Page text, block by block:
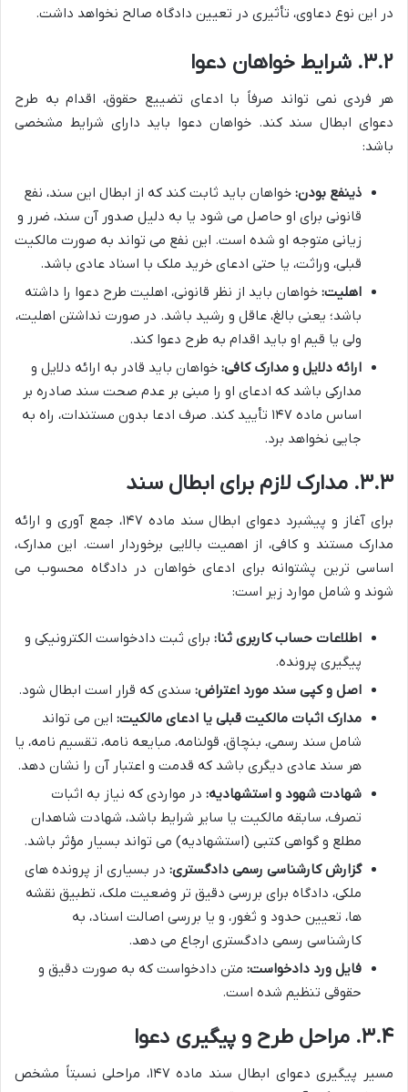
در این نوع دعاوی، تأثیری در تعیین دادگاه صالح نخواهد داشت.
۳.۲. شرایط خواهان دعوا
هر فردی نمی تواند صرفاً با ادعای تضییع حقوق، اقدام به طرح
دعوای ابطال سند کند. خواهان دعوا باید دارای شرایط مشخصی
باشد:
ذینفع بودن: خواهان باید ثابت کند که از ابطال این سند، نفع
قانونی برای او حاصل می شود یا به دلیل صدور آن سند، ضرر و
زیانی متوجه او شده است. این نفع می تواند به صورت مالکیت
قبلی، وراثت، یا حتی ادعای خرید ملک با اسناد عادی باشد.
اهلیت: خواهان باید از نظر قانونی، اهلیت طرح دعوا را داشته
باشد؛ یعنی بالغ، عاقل و رشید باشد. در صورت نداشتن اهلیت،
ولی یا قیم او باید اقدام به طرح دعوا کند.
ارائه دلایل و مدارک کافی: خواهان باید قادر به ارائه دلایل و
مدارکی باشد که ادعای او را مبنی بر عدم صحت سند صادره بر
اساس ماده ۱۴۷ تأیید کند. صرف ادعا بدون مستندات، راه به
جایی نخواهد برد.
۳.۳. مدارک لازم برای ابطال سند
برای آغاز و پیشبرد دعوای ابطال سند ماده ۱۴۷، جمع آوری و ارائه
مدارک مستند و کافی، از اهمیت بالایی برخوردار است. این مدارک،
اساسی ترین پشتوانه برای ادعای خواهان در دادگاه محسوب می
شوند و شامل موارد زیر است:
اطلاعات حساب کاربری ثنا: برای ثبت دادخواست الکترونیکی و
پیگیری پرونده.
اصل و کپی سند مورد اعتراض: سندی که قرار است ابطال شود.
مدارک اثبات مالکیت قبلی یا ادعای مالکیت: این می تواند
شامل سند رسمی، بنچاق، قولنامه، مبایعه نامه، تقسیم نامه، یا
هر سند عادی دیگری باشد که قدمت و اعتبار آن را نشان دهد.
شهادت شهود و استشهادیه: در مواردی که نیاز به اثبات
تصرف، سابقه مالکیت یا سایر شرایط باشد، شهادت شاهدان
مطلع و گواهی کتبی (استشهادیه) می تواند بسیار مؤثر باشد.
گزارش کارشناسی رسمی دادگستری: در بسیاری از پرونده های
ملکی، دادگاه برای بررسی دقیق تر وضعیت ملک، تطبیق نقشه
ها، تعیین حدود و ثغور، و یا بررسی اصالت اسناد، به
کارشناسی رسمی دادگستری ارجاع می دهد.
فایل ورد دادخواست: متن دادخواست که به صورت دقیق و
حقوقی تنظیم شده است.
۳.۴. مراحل طرح و پیگیری دعوا
مسیر پیگیری دعوای ابطال سند ماده ۱۴۷، مراحلی نسبتاً مشخص